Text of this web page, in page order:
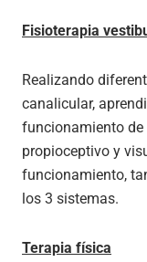
Fisioterapia
Realizando
canalicular,
funcionamiento
propioceptivo y
funcionamiento,
los 3 sistemas.
Terapia física